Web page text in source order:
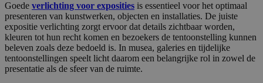
Goede verlichting voor exposities is essentieel voor het optimaal
presenteren van kunstwerken, objecten en installaties. De juiste
expositie verlichting zorgt ervoor dat details zichtbaar worden,
kleuren tot hun recht komen en bezoekers de tentoonstelling kunnen
beleven zoals deze bedoeld is. In musea, galeries en tijdelijke
tentoonstellingen speelt licht daarom een belangrijke rol in zowel de
presentatie als de sfeer van de ruimte.